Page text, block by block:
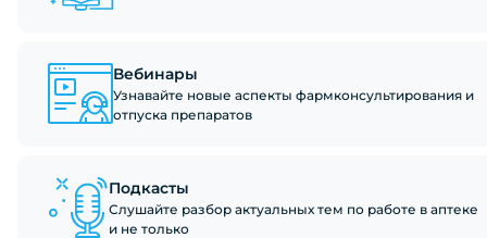
Вебинары
Узнавайте новые аспекты фармконсультирования и
отпуска препаратов
Подкасты
Слушайте разбор актуальных тем по работе в аптеке
и не только